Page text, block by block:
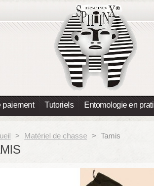
paiement Tutoriels Entomologie en
> Matériel de chasse > Tamis